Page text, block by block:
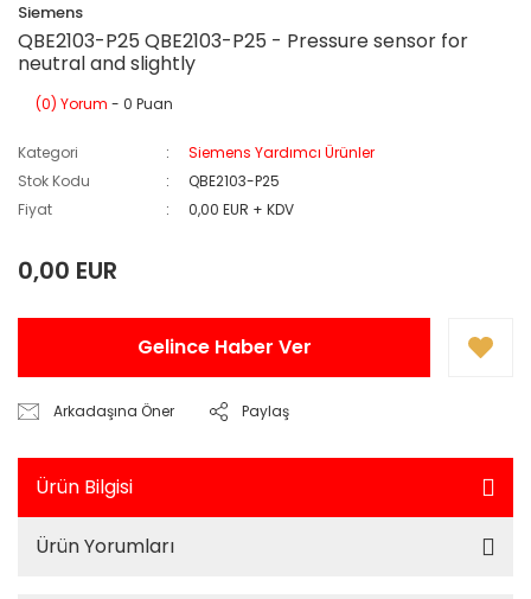
Siemens
QBE2103-P25 QBE2103-P25 - Pressure sensor for
neutral and slightly
(0) Yorum - 0 Puan
Kategori
Siemens Yardımcı Ürünler
Stok Kodu
QBE2103-P25
Fiyat
0,00 EUR + KDV
0,00 EUR
Gelince Haber Ver
Arkadaşına Öner Paylaş
Ürün Bilgisi
Ürün Yorumları